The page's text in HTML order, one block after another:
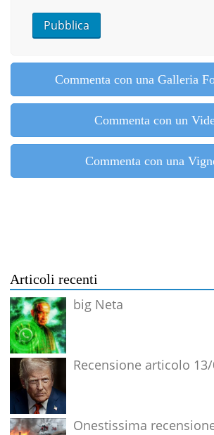
Commenta con una Galleria
Commenta con un
Commenta con una
Articoli recenti
big Neta
Recensione articolo
Onestissima